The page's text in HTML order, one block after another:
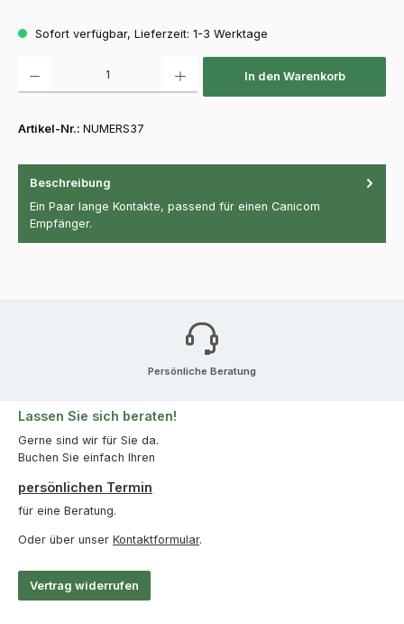
Sofort verfügbar, Lieferzeit: 1-3 Werktage
In den Warenkorb
Artikel-Nr.: NUMERS37
Beschreibung
Ein Paar lange Kontakte, passend für einen Canicom
Empfänger.
Persönliche Beratung
Lassen Sie sich beraten!
Gerne sind wir für Sie da.
Buchen Sie einfach Ihren
persönlichen Termin
für eine Beratung.
Oder über unser Kontaktformular.
Vertrag widerrufen